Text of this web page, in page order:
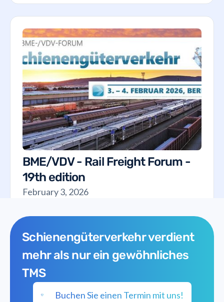
BME/VDV - Rail Freight Forum -
19th edition
February 3, 2026
Schienengüterverkehr verdient
mehr als nur ein gewöhnliches
TMS
Buchen Sie einen Termin mit uns!